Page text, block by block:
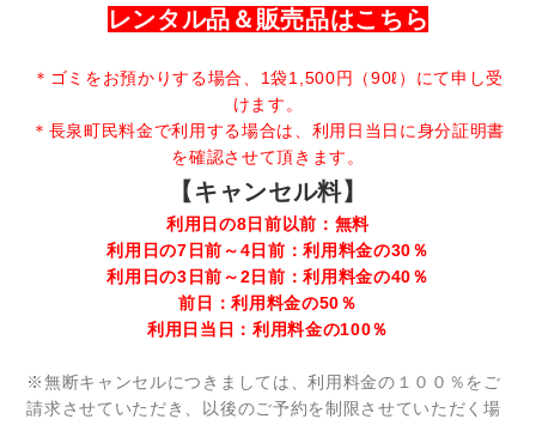
レンタル品＆販売品はこちら
＊ゴミをお預かりする場合、1袋1,500円（90ℓ）にて申し受
けます。
＊長泉町民料金で利用する場合は、利用日当日に身分証明書
を確認させて頂きます。
【キャンセル料】
利用日の8日前以前：無料
利用日の7日前～4日前：利用料金の30％
利用日の3日前～2日前：利用料金の40％
前日：利用料金の50％
利用日当日：利用料金の100％
※無断キャンセルにつきましては、利用料金の１００％をご
請求させていただき、以後のご予約を制限させていただく場